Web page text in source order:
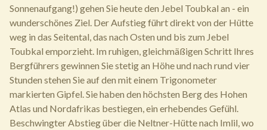
Sonnenaufgang!) gehen Sie heute den Jebel Toubkal an - ein
wunderschönes Ziel. Der Aufstieg führt direkt von der Hütte
weg in das Seitental, das nach Osten und bis zum Jebel
Toubkal emporzieht. Im ruhigen, gleichmäßigen Schritt Ihres
Bergführers gewinnen Sie stetig an Höhe und nach rund vier
Stunden stehen Sie auf den mit einem Trigonometer
markierten Gipfel. Sie haben den höchsten Berg des Hohen
Atlas und Nordafrikas bestiegen, ein erhebendes Gefühl.
Beschwingter Abstieg über die Neltner-Hütte nach Imlil, wo